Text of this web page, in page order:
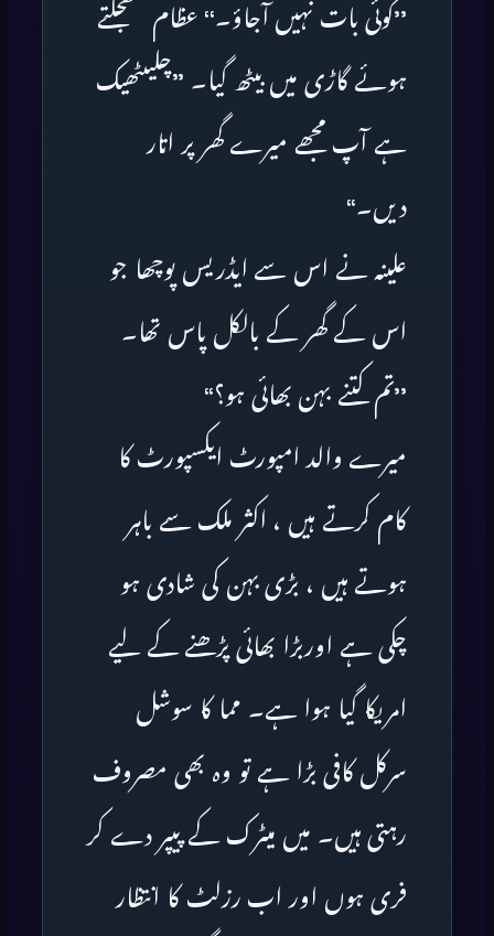
’’کوئی بات نہیں آجاؤ۔‘‘ عظام جھجکتے
ہوئے گاڑی میں بیٹھ گیا۔ ’’چلیںٹھیک
ہے آپ مجھے میرے گھر پر اتار
دیں۔‘‘
علینہ نے اس سے ایڈریس پوچھا جو
اس کے گھر کے بالکل پاس تھا۔
’’تم کتنے بہن بھائی ہو؟‘‘
میرے والد امپورٹ ایکسپورٹ کا
کام کرتے ہیں ، اکثر ملک سے باہر
ہوتے ہیں ، بڑی بہن کی شادی ہو
چکی ہے اوربڑا بھائی پڑھنے کے لیے
امریکا گیا ہوا ہے۔ مما کا سوشل
سرکل کافی بڑا ہے تو وہ بھی مصروف
رہتی ہیں۔ میں میٹرک کے پیپر دے کر
فری ہوں اور اب رزلٹ کا انتظار